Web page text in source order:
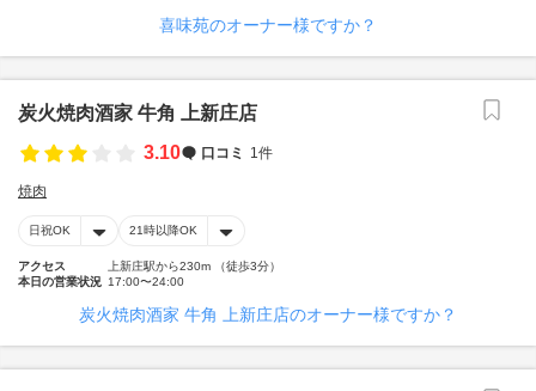
喜味苑のオーナー様ですか？
炭火焼肉酒家 牛角 上新庄店
3.10
口コミ 1件
焼肉
日祝OK 21時以降OK
アクセス
上新庄駅から230m （徒歩3分）
本日の営業状況 17:00〜24:00
炭火焼肉酒家 牛角 上新庄店のオーナー様ですか？